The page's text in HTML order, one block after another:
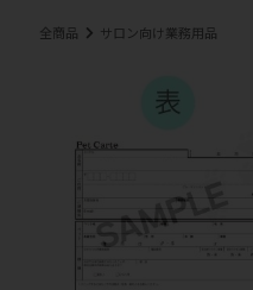
全商品 サロン向け業務用品